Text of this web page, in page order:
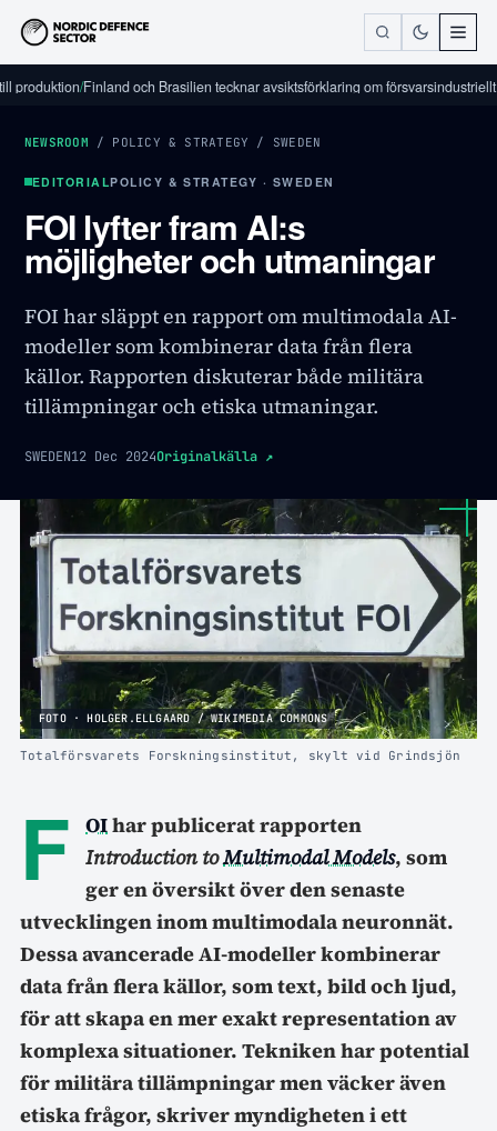
/Finland och Brasilien tecknar avsiktsförklaring om försvarsindustriellt
NEWSROOM / POLICY & STRATEGY / SWEDEN
EDITORIALPOLICY & STRATEGY · SWEDEN
FOI lyfter fram AI:s
möjligheter och utmaningar
FOI har släppt en rapport om multimodala AI-
modeller som kombinerar data från flera
källor. Rapporten diskuterar både militära
tillämpningar och etiska utmaningar.
SWEDEN12 Dec 2024Originalkälla ↗
FOTO · HOLGER.ELLGAARD / WIKIMEDIA COMMONS
Totalförsvarets Forskningsinstitut, skylt vid Grindsjön
F OIhar publicerat rapporten
Introduction toMultimodal Models, som
ger en översikt över den senaste
utvecklingen inom multimodala neuronnät.
Dessa avancerade AI-modeller kombinerar
data från flera källor, som text, bild och ljud,
för att skapa en mer exakt representation av
komplexa situationer. Tekniken har potential
för militära tillämpningar men väcker även
etiska frågor, skriver myndigheten i ett